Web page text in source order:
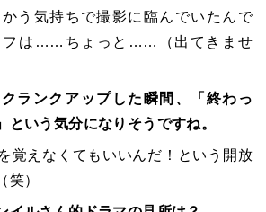
う気持ちで撮影に臨んでいたんで
フは……ちょっと……（出てきませ
ランクアップした瞬間、「終わっ
という気分になりそうですね。
覚えなくてもいいんだ！という開放
笑）